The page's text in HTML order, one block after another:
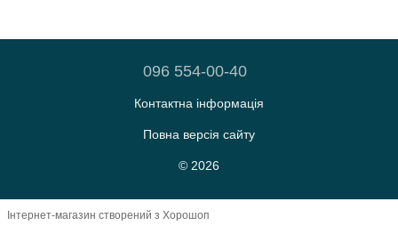
096 554-00-40
Контактна інформація
Повна версія сайту
© 2026
Інтернет-магазин створений з Хорошоп